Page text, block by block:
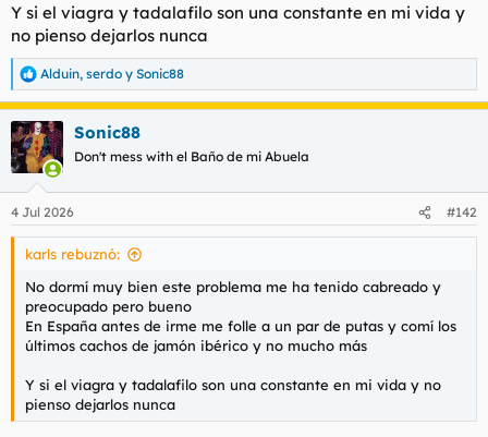
Y si el viagra y tadalafilo son una constante en mi vida y
no pienso dejarlos nunca
R
e
a
c
c
i
e
s
Alduin, serdo y Sonic88
Sonic88
Don't mess with el Baño de mi Abuela
4 Jul 2026 #142
karls rebuznó:
No dormí muy bien este problema me ha tenido cabreado y
preocupado pero bueno
En España antes de irme me folle a un par de putas y comí los
últimos cachos de jamón ibérico y no mucho más
Y si el viagra y tadalafilo son una constante en mi vida y no
pienso dejarlos nunca